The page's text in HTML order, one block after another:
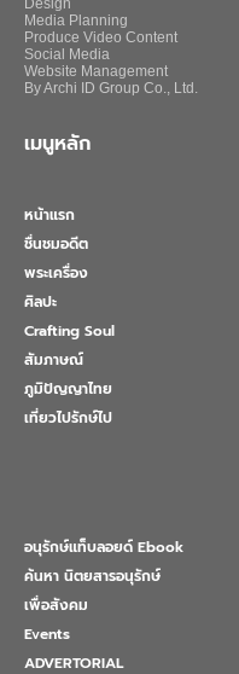
Design
Media Planning
Produce Video Content
Social Media
Website Management
By Archi ID Group Co., Ltd.
เมนูหลัก
หน้าแรก
ชื่นชมอดีต
พระเครื่อง
ศิลปะ
Crafting Soul
สัมภาษณ์
ภูมิปัญญาไทย
เที่ยวไปรักษ์ไป
อนุรักษ์แท็บลอยด์ Ebook
ค้นหา นิตยสารอนุรักษ์
เพื่อสังคม
Events
ADVERTORIAL